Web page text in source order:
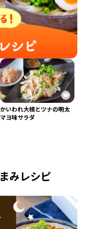
かいわれ大根とツナの明太
マヨ味サラダ
みレシピ